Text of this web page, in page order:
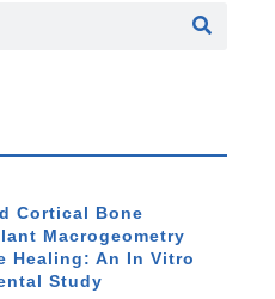
Cortical Bone
Macrogeometry
Healing: An In Vitro
Study